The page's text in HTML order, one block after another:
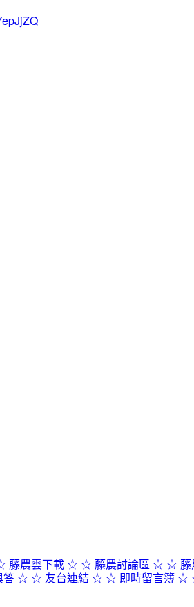
藤農雲下載 ☆☆ 藤農討論區 ☆☆ 藤
答 ☆☆ 友台連結 ☆☆ 即時留言簿 ☆